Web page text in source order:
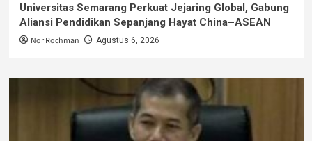
Universitas Semarang Perkuat Jejaring Global, Gabung
Aliansi Pendidikan Sepanjang Hayat China–ASEAN
Nor Rochman Agustus 6, 2026